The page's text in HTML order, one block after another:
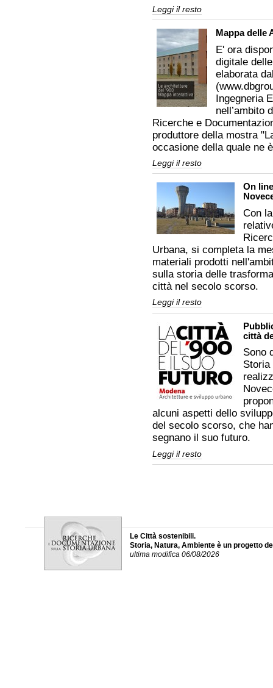
Nuove
schede
architettura
modenese
del
Novecento
Leggi il resto
Mappa delle
E' ora
digitale
elaborata
Ingegneria
nell’ambito
Ricerche e
produttore della mostra
occasione della quale ne
Mappa
delle
Leggi il resto
On
Con
Urbana, si completa la
materiali prodotti
sulla storia delle
città nel secolo scorso.
On
line
materiali
mostre
del
Novecento
Leggi il resto
città
Sono
Storia
alcuni aspetti dello
del secolo scorso, che
segnano il suo futuro.
Pubblicati
su
'900
-
Leggi il resto
Le Città sostenibili.
Storia, Natura, Ambiente è un progetto
ultima modifica 06/08/2026